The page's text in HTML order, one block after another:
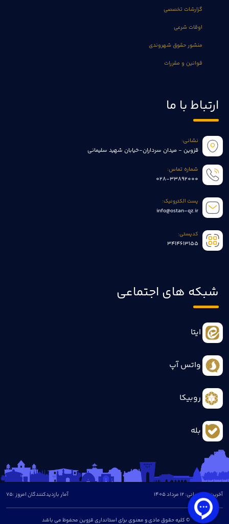
گزارشات تخصصی
اوقات شرعی
منشور حقوق شهروندی
قوانین و مقررات
ارتباط با ما
نشانی:
قزوین - میدان سرداران-خیابان شهید سلیمانی
شماره تماس:
028-33892000
پست الکترونیک:
info@ostan-qz.ir
کدپستی:
3414613155
شبکه های اجتماعی
ایتا
واتس آپ
روبیکا
بله
آخرین بروزرسانی: 12 مرداد 1405
© کلیه حقوق مادی و معنوی برای استانداری قزوین محفوظ می باشد
آمار بازدیدکنندگان امروز :75